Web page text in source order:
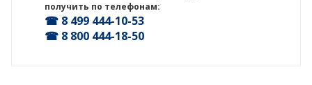
получить по телефонам:
☎ 8 499 444-10-53
☎ 8 800 444-18-50